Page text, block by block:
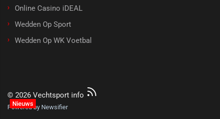
Nieuws
Online Casino iDEAL
Wedden Op Sport
Wedden Op WK Voetbal
© 2026 Vechtsport info
Powered by Newsifier